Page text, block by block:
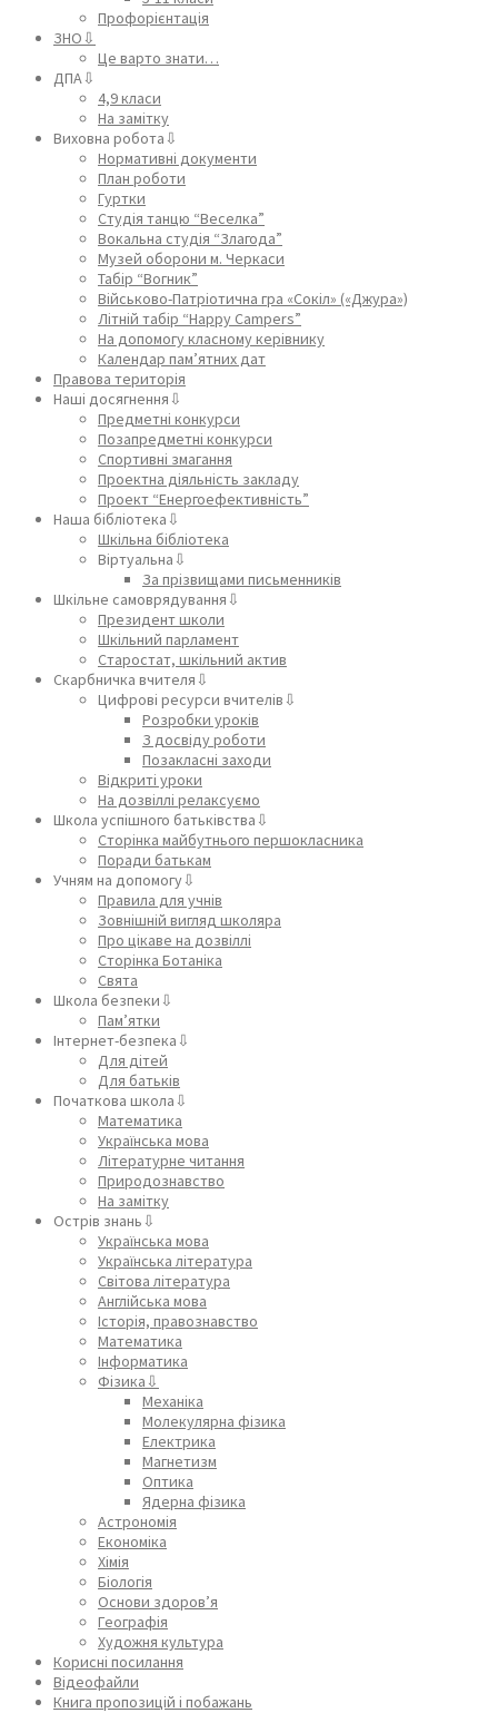
Профорієнтація
ЗНО⇩
Це варто знати…
ДПА⇩
4,9 класи
На замітку
Виховна робота⇩
Нормативні документи
План роботи
Гуртки
Студія танцю “Веселка”
Вокальна студія “Злагода”
Музей оборони м. Черкаси
Табір “Вогник”
Військово-Патріотична гра «Сокіл» («Джура»)
Літній табір “Happy Campers”
На допомогу класному керівнику
Календар пам’ятних дат
Правова територія
Наші досягнення⇩
Предметні конкурси
Позапредметні конкурси
Спортивні змагання
Проектна діяльність закладу
Проект “Енергоефективність”
Наша бібліотека⇩
Шкільна бібліотека
Віртуальна⇩
За прізвищами письменників
Шкільне самоврядування⇩
Президент школи
Шкільний парламент
Старостат, шкільний актив
Скарбничка вчителя⇩
Цифрові ресурси вчителів⇩
Розробки уроків
З досвіду роботи
Позакласні заходи
Відкриті уроки
На дозвіллі релаксуємо
Школа успішного батьківства⇩
Сторінка майбутнього першокласника
Поради батькам
Учням на допомогу⇩
Правила для учнів
Зовнішній вигляд школяра
Про цікаве на дозвіллі
Сторінка Ботаніка
Свята
Школа безпеки⇩
Пам’ятки
Інтернет-безпека⇩
Для дітей
Для батьків
Початкова школа⇩
Математика
Українська мова
Літературне читання
Природознавство
На замітку
Острів знань⇩
Українська мова
Українська література
Світова література
Англійська мова
Історія, правознавство
Математика
Інформатика
Фізика⇩
Механіка
Молекулярна фізика
Електрика
Магнетизм
Оптика
Ядерна фізика
Астрономія
Економіка
Хімія
Біологія
Основи здоров’я
Географія
Художня культура
Корисні посилання
Відеофайли
Книга пропозицій і побажань